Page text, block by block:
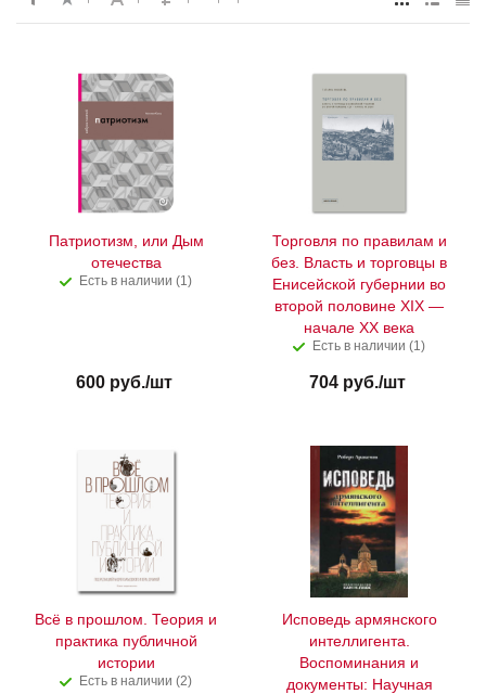
Патриотизм, или Дым
отечества
Есть в наличии (1)
600руб./шт
Торговля по правилам и
без. Власть и торговцы в
Енисейской губернии во
второй половине XIX —
начале XX века
Есть в наличии (1)
704руб./шт
Всё в прошлом. Теория и
практика публичной
истории
Есть в наличии (2)
Исповедь армянского
интеллигента.
Воспоминания и
документы: Научная